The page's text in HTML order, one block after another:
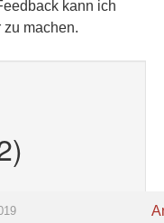
kann ich
machen.